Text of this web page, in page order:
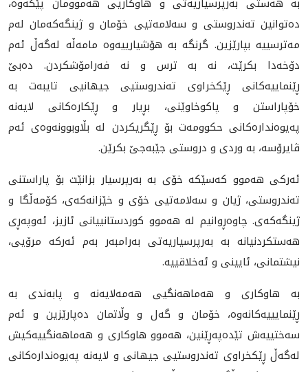
دەتوانین تەندروستی و سەلامەتیی خۆمان و ژینگەکەمان لەم
مەترسییە بپارێزین. گرنگە بە هۆشیارییەوە مامەڵە لەگەڵ ئەم
دۆخەدا بکرێت، نە به‌ ترس و نە فەرامۆشکردن. دەبێ
ڕێنماییەکانی ڕێکخراوی تەندروستیی جیهانیی تایبەت بە
خۆپاراستن و پاکوخاوێنی، بڕیار و ڕێکارەکانی لایەنە
پەیوەندارەکانى حكوومه‌ت بۆ ڕێگریکردن لە بڵاوبوونەوەی ئەم
ڤايرۆسه‌، بە وردی و دروستی جێبەجێ بکرێن.
ئەرکی هه‌موو كه‌سێكه‌ خۆی بە بەرپرسیار بزانێت بۆ پاراستنی
تەندروستی، ژیان و سەلامەتیی خۆی و خێزانەکەی، کۆمەڵگا و
ژینگەکەی. چاوەڕوانیم لە هه‌موو کوردستانیيانی ئازیز، ئەوپەڕی
هەستکردنیانە بە بەرپرسیاریەتی بەرامبەر بەم ئەرکە مرۆیی،
نيشتمانی، ئايينى و ئه‌خلاقييه‌.
به‌ هاوكارى و هه‌ماهه‌نگيى هه‌مه‌لايه‌نه‌ و پابه‌ندى به‌
ڕێنمايييه‌كانه‌وه‌، خۆمان و گه‌ل و وڵاتمان ده‌پارێزين و ئه‌م
سه‌ختييه‌ش تێده‌په‌ڕێنين، هه‌موو هاوکاری و هه‌ماهه‌نگییه‌کیش
له‌گه‌ڵ ڕێکخراوی ته‌ندروستیی جیهانی و لایه‌نه‌ په‌یوه‌نداره‌کانی